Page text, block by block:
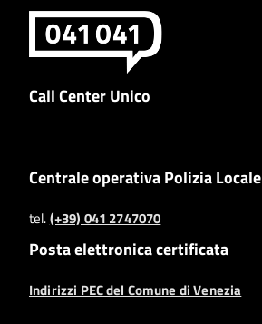
Call Center Unico
Centrale operativa Polizia Locale
tel.(+39) 041 2747070
Posta elettronica certificata
Indirizzi PEC del Comune di Venezia